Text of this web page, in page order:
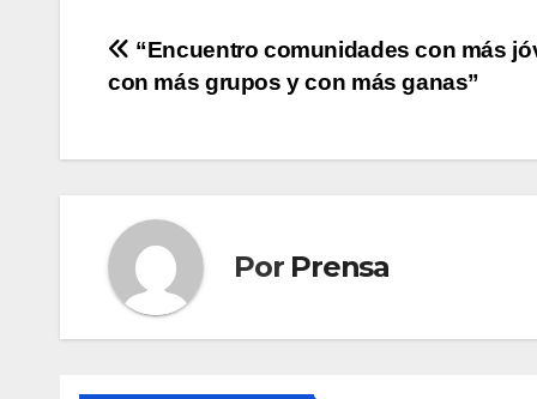
Navegación
entradas
“Encuentro comunidades con más
con más grupos y con más ganas”
Por Prensa